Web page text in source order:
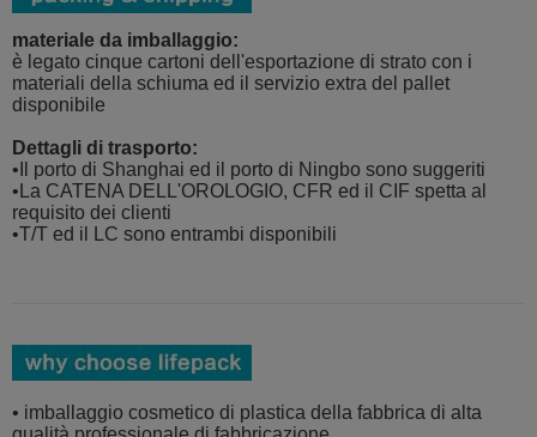
materiale da imballaggio:
è legato cinque cartoni dell'esportazione di strato con i
materiali della schiuma ed il servizio extra del pallet
disponibile
Dettagli di trasporto:
•Il porto di Shanghai ed il porto di Ningbo sono suggeriti
•La CATENA DELL'OROLOGIO, CFR ed il CIF spetta al
requisito dei clienti
•T/T ed il LC sono entrambi disponibili
• imballaggio cosmetico di plastica della fabbrica di alta